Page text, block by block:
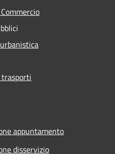
appuntamento
disservizio